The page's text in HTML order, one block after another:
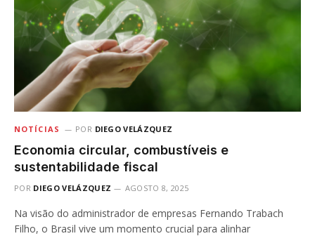
NOTÍCIAS POR DIEGO VELÁZQUEZ
Economia circular, combustíveis e
sustentabilidade fiscal
POR DIEGO VELÁZQUEZ AGOSTO 8, 2025
Na visão do administrador de empresas Fernando Trabach
Filho, o Brasil vive um momento crucial para alinhar